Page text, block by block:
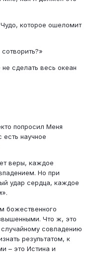
которое ошеломит
сделать весь океан
попросил Меня
есть научное
веры, каждое
Но при
удар сердца, каждое
божественного
Что ж, это
совпадению
результатом, к
– это Истина и